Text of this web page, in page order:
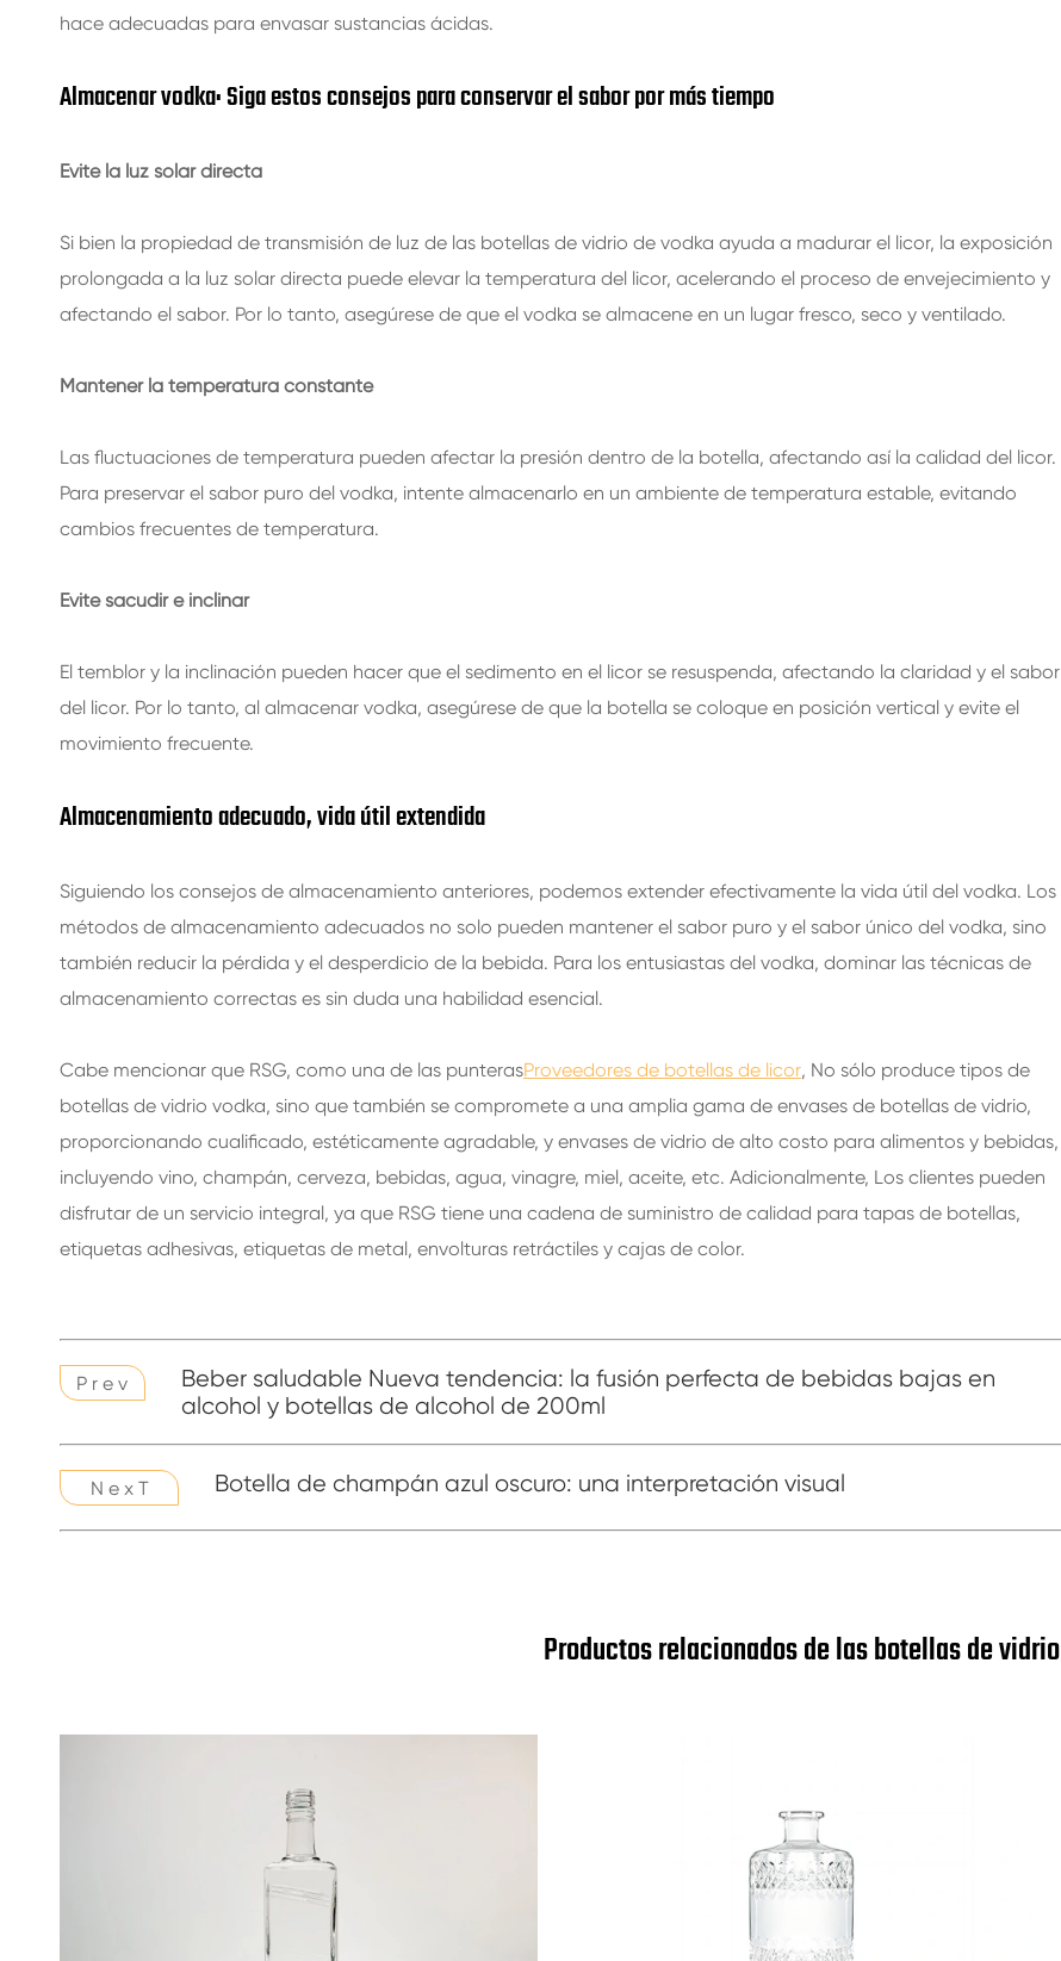
hace adecuadas para envasar sustancias ácidas.
Almacenar vodka: Siga estos consejos para conservar el sabor por más tiempo
Evite la luz solar directa
Si bien la propiedad de transmisión de luz de las botellas de vidrio de vodka ayuda a madurar el licor, la exposición
prolongada a la luz solar directa puede elevar la temperatura del licor, acelerando el proceso de envejecimiento y
afectando el sabor. Por lo tanto, asegúrese de que el vodka se almacene en un lugar fresco, seco y ventilado.
Mantener la temperatura constante
Las fluctuaciones de temperatura pueden afectar la presión dentro de la botella, afectando así la calidad del licor.
Para preservar el sabor puro del vodka, intente almacenarlo en un ambiente de temperatura estable, evitando
cambios frecuentes de temperatura.
Evite sacudir e inclinar
El temblor y la inclinación pueden hacer que el sedimento en el licor se resuspenda, afectando la claridad y el sabor
del licor. Por lo tanto, al almacenar vodka, asegúrese de que la botella se coloque en posición vertical y evite el
movimiento frecuente.
Almacenamiento adecuado, vida útil extendida
Siguiendo los consejos de almacenamiento anteriores, podemos extender efectivamente la vida útil del vodka. Los
métodos de almacenamiento adecuados no solo pueden mantener el sabor puro y el sabor único del vodka, sino
también reducir la pérdida y el desperdicio de la bebida. Para los entusiastas del vodka, dominar las técnicas de
almacenamiento correctas es sin duda una habilidad esencial.
Cabe mencionar que RSG, como una de las punterasProveedores de botellas de licor, No sólo produce tipos de
botellas de vidrio vodka, sino que también se compromete a una amplia gama de envases de botellas de vidrio,
proporcionando cualificado, estéticamente agradable, y envases de vidrio de alto costo para alimentos y bebidas,
incluyendo vino, champán, cerveza, bebidas, agua, vinagre, miel, aceite, etc. Adicionalmente, Los clientes pueden
disfrutar de un servicio integral, ya que RSG tiene una cadena de suministro de calidad para tapas de botellas,
etiquetas adhesivas, etiquetas de metal, envolturas retráctiles y cajas de color.
P r e v
Beber saludable Nueva tendencia: la fusión perfecta de bebidas bajas en
alcohol y botellas de alcohol de 200ml
N e x T Botella de champán azul oscuro: una interpretación visual
Productos relacionados de las botellas de vidrio